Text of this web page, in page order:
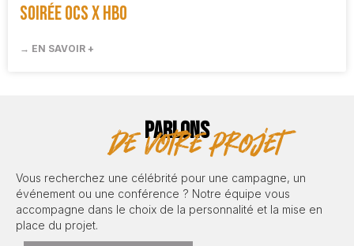
Soirée OCS x HBO
→ EN SAVOIR +
PARLONS
de votre projet
Vous recherchez une célébrité pour une campagne, un
événement ou une conférence ? Notre équipe vous
accompagne dans le choix de la personnalité et la mise en
place du projet.